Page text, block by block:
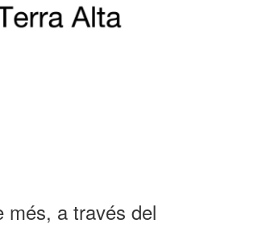
més, a través del